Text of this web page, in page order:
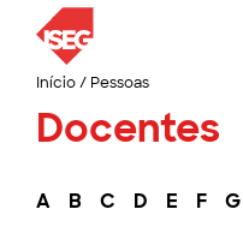
Início/ Pessoas
Docentes
A B C D E F G